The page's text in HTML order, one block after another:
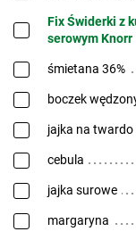
Fix Świderki z
serowym Knorr
śmietana 36%
boczek
jajka na twardo
cebula
jajka surowe
margaryna